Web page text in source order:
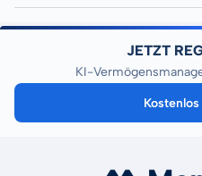
JETZT
KI-